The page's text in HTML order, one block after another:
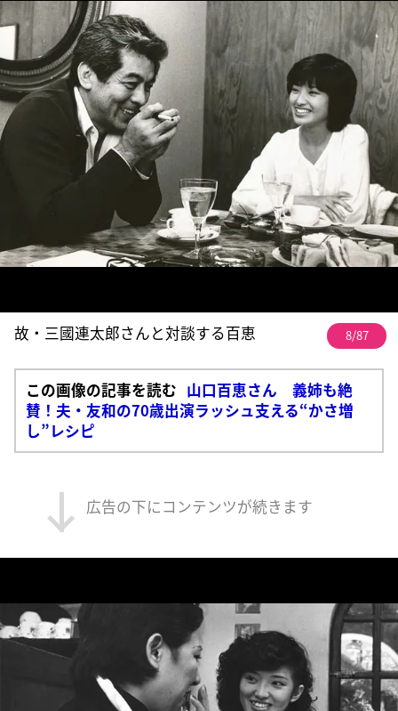
故・三國連太郎さんと対談する百恵 8/87
この画像の記事を読む 山口百恵さん 義姉も絶
賛！夫・友和の70歳出演ラッシュ支える“かさ増
し”レシピ
広告の下にコンテンツが続きます